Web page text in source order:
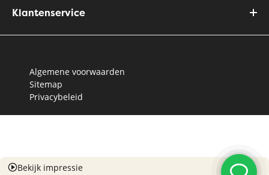
Klantenservice
Algemene voorwaarden
Sitemap
Privacybeleid
Bekijk impressie